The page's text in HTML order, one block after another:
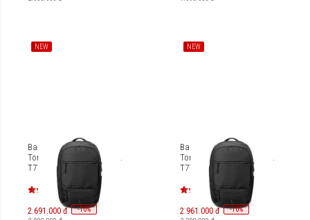
NEW
Balo Laptop 16 inches
Tomtoc Urban-EX-T77 26L
T77M1D1
2.691.000 đ -10%
NEW
Balo Laptop 16 inches
Tomtoc Urban-EX-T77 32L
T77L1D1
2.961.000 đ -10%